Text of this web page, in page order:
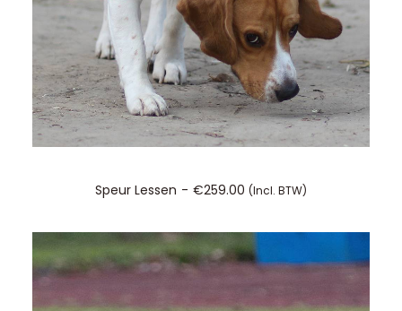
TOEVOEGEN AAN WINKELWAGEN
Speur Lessen €259.00 (incl. BTW)